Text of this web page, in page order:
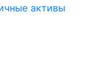
активы